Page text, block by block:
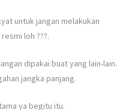
untuk jangan melakukan
loh ???.
dipakai buat yang lain-lain.
jangka panjang.
ya begitu itu.